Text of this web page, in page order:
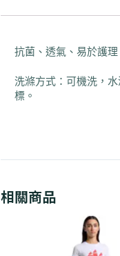
抗菌、透氣、易於護
洗滌方式：可機洗，
標。
相關商品